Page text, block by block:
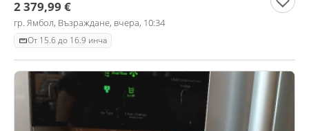
2 379,99 €
гр. Ямбол, Възраждане, вчера, 10:34
От 15.6 до 16.9 инча